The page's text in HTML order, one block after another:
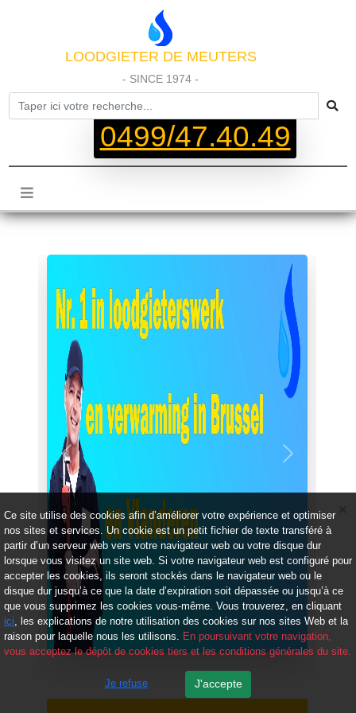
LOODGIETER DE MEUTERS
- SINCE 1974 -
0499/47.40.49
Précédent Suivant
Ce site utilise des cookies afin d’améliorer votre expérience et optimiser
nos sites et services. Un cookie est un petit fichier de texte transféré à
partir d’un serveur web vers votre navigateur web ou votre disque dur
lorsque vous visitez un site web. Si votre navigateur web est configuré pour
accepter les cookies, ils seront stockés dans le navigateur web ou le
disque dur jusqu’à ce que la date d’expiration soit dépassée ou jusqu’à ce
que vous supprimez les cookies vous-même. Vous trouverez, en cliquant
ici, les explications de notre utilisation des cookies sur nos sites Web et la
raison pour laquelle nous les utilisons. En poursuivant votre navigation,
vous acceptez le dépôt de cookies tiers et les conditions générales du site.
Je refuse J'accepte